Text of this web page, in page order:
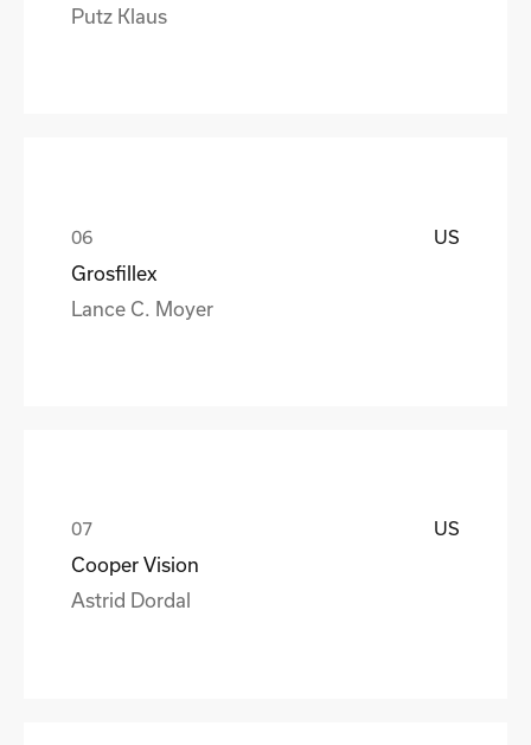
Putz Klaus
US
Grosfillex
Lance C. Moyer
US
Cooper Vision
Astrid Dordal